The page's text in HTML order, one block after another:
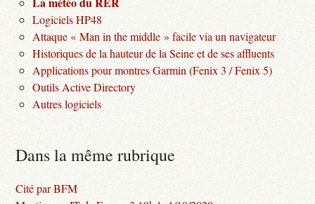
Logiciels HP48
Attaque « Man in the middle » facile via un navigateur
Historiques de la hauteur de la Seine et de ses affluents
Applications pour montres Garmin (Fenix 3 / Fenix 5)
Outils Active Directory
Autres logiciels
Dans la même rubrique
Cité par BFM